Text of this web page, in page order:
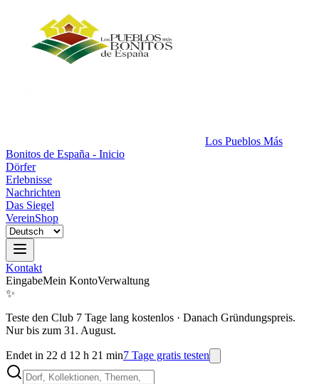
Los Pueblos Más
Bonitos de España - Inicio
Dörfer
Erlebnisse
Nachrichten
Das Siegel
VereinShop
Kontakt
EingabeMein KontoVerwaltung
✨
Teste den Club 7 Tage lang kostenlos · Danach Gründungspreis.
Nur bis zum 31. August.
Endet in 22 d 12 h 21 min7 Tage gratis testen